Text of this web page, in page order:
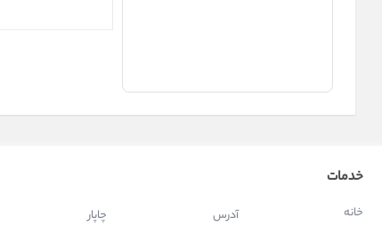
خدمات
خانه
آدرس
چاپار